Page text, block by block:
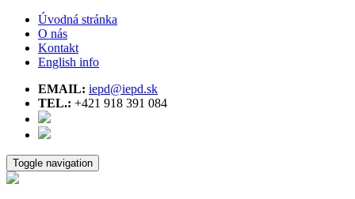
Úvodná stránka
O nás
Kontakt
English info
EMAIL: iepd@iepd.sk
TEL.: +421 918 391 084
Toggle navigation